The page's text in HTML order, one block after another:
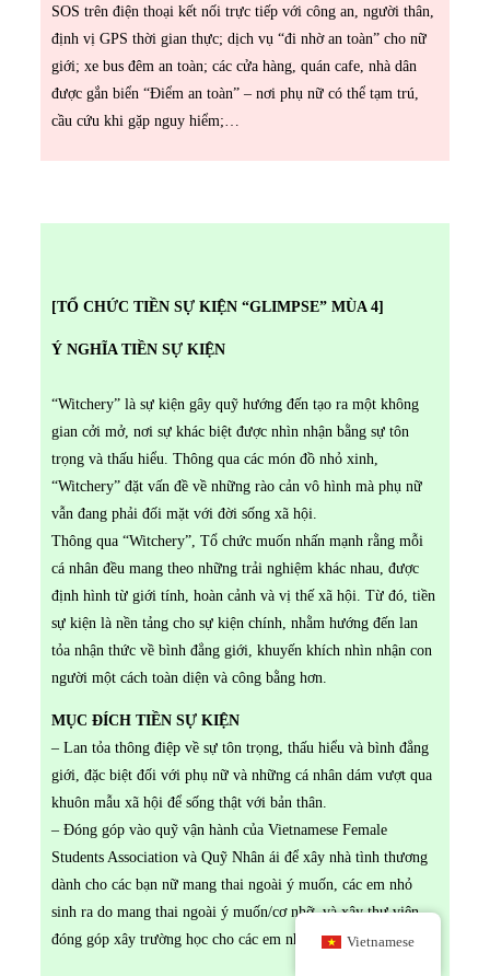
SOS trên điện thoại kết nối trực tiếp với công an, người thân,
định vị GPS thời gian thực; dịch vụ “đi nhờ an toàn” cho nữ
giới; xe bus đêm an toàn; các cửa hàng, quán cafe, nhà dân
được gắn biển “Điểm an toàn” – nơi phụ nữ có thể tạm trú,
cầu cứu khi gặp nguy hiểm;…
[TỔ CHỨC TIỀN SỰ KIỆN “GLIMPSE” MÙA 4]
Ý NGHĨA TIỀN SỰ KIỆN
“Witchery” là sự kiện gây quỹ hướng đến tạo ra một không
gian cởi mở, nơi sự khác biệt được nhìn nhận bằng sự tôn
trọng và thấu hiểu. Thông qua các món đồ nhỏ xinh,
“Witchery” đặt vấn đề về những rào cản vô hình mà phụ nữ
vẫn đang phải đối mặt với đời sống xã hội.
Thông qua “Witchery”, Tổ chức muốn nhấn mạnh rằng mỗi
cá nhân đều mang theo những trải nghiệm khác nhau, được
định hình từ giới tính, hoàn cảnh và vị thế xã hội. Từ đó, tiền
sự kiện là nền tảng cho sự kiện chính, nhằm hướng đến lan
tỏa nhận thức về bình đẳng giới, khuyến khích nhìn nhận con
người một cách toàn diện và công bằng hơn.
MỤC ĐÍCH TIỀN SỰ KIỆN
– Lan tỏa thông điệp về sự tôn trọng, thấu hiểu và bình đẳng
giới, đặc biệt đối với phụ nữ và những cá nhân dám vượt qua
khuôn mẫu xã hội để sống thật với bản thân.
– Đóng góp vào quỹ vận hành của Vietnamese Female
Students Association và Quỹ Nhân ái để xây nhà tình thương
dành cho các bạn nữ mang thai ngoài ý muốn, các em nhỏ
sinh ra do mang thai ngoài ý muốn/cơ nhỡ, và xây thư viện,
đóng góp xây trường học cho các em nhỏ vùng cao.Vietnamese